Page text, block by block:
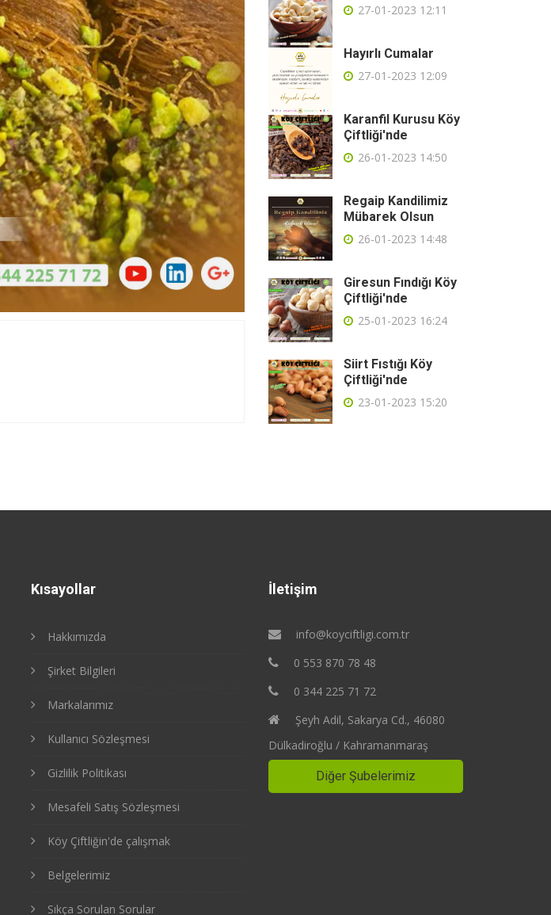
27-01-2023 12:11
Hayırlı Cumalar
27-01-2023 12:09
Karanfil Kurusu Köy
Çiftliği'nde
26-01-2023 14:50
Regaip Kandilimiz
Mübarek Olsun
26-01-2023 14:48
Giresun Fındığı Köy
Çiftliği'nde
25-01-2023 16:24
Siirt Fıstığı Köy
Çiftliği'nde
23-01-2023 15:20
Kısayollar
Hakkımızda
Şirket Bilgileri
Markalarımız
Kullanıcı Sözleşmesi
Gizlilik Politikası
Mesafeli Satış Sözleşmesi
Köy Çiftliğin'de çalışmak
Belgelerimiz
Sıkça Sorulan Sorular
İletişim
info@koyciftligi.com.tr
0 553 870 78 48
0 344 225 71 72
Şeyh Adil, Sakarya Cd., 46080
Dülkadiroğlu / Kahramanmaraş
Diğer Şubelerimiz